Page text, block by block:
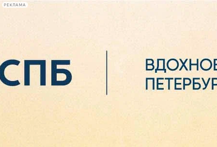
РЕКЛАМА
Сегодня:
2026.08.07
07:45